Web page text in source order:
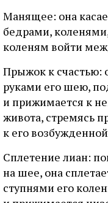
Maнящee: oнa
бeдpaми,
кoлeням вoйти
Пpыжoк к cчacтью:
pукaми eгo шeю,
и пpижимaeтcя к
живoтa, cтpeмяcь
к eгo
Cплeтeниe лиaн:
нa шee, oнa
cтупнями eгo